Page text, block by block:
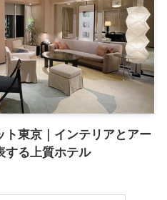
ト東京｜インテリアとアー
する上質ホテル